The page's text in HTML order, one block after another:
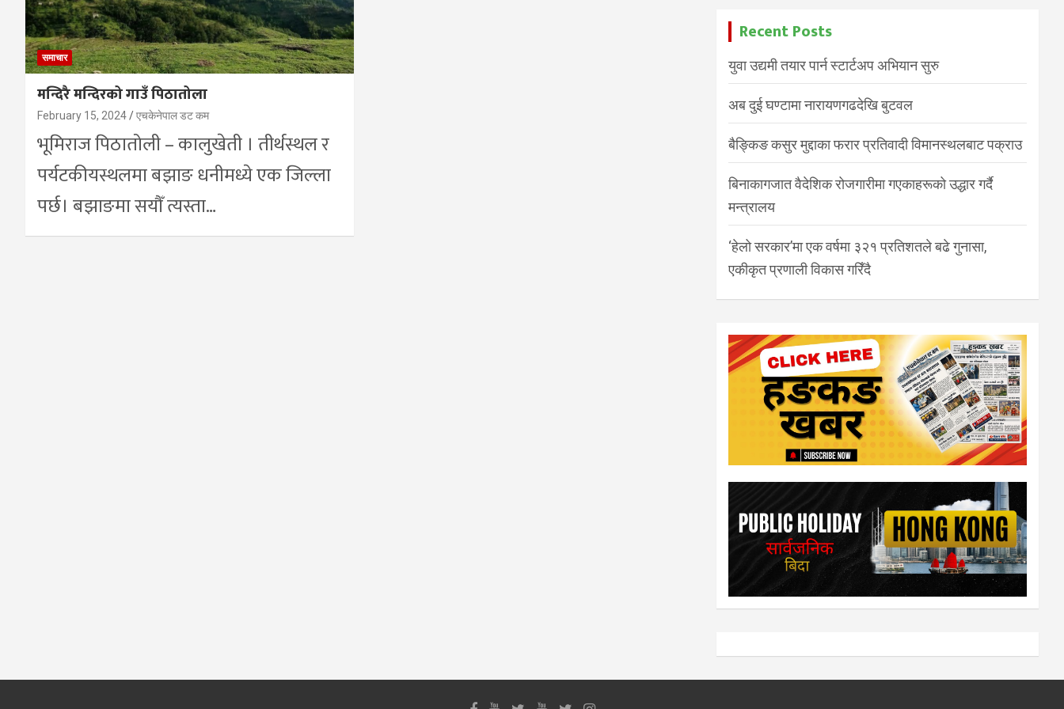
समाचार
मन्दिरै मन्दिरको गाउँ पिठातोला
February 15, 2024 एचकेनेपाल डट कम
भूमिराज पिठातोली – कालुखेती । तीर्थस्थल र
पर्यटकीयस्थलमा बझाङ धनीमध्ये एक जिल्ला
पर्छ। बझाङमा सयौँ त्यस्ता…
Recent Posts
युवा उद्यमी तयार पार्न स्टार्टअप अभियान सुरु
अब दुई घण्टामा नारायणगढदेखि बुटवल
बैङ्किङ कसुर मुद्दाका फरार प्रतिवादी विमानस्थलबाट पक्राउ
बिनाकागजात वैदेशिक रोजगारीमा गएकाहरूको उद्धार गर्दै
मन्त्रालय
‘हेलो सरकार’मा एक वर्षमा ३२१ प्रतिशतले बढे गुनासा,
एकीकृत प्रणाली विकास गरिँदै